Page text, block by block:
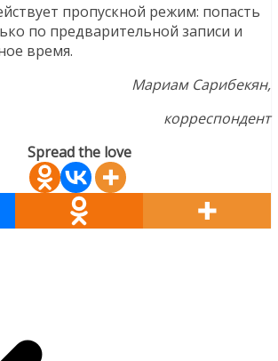
пропускной режим: попасть
по предварительной записи и
время.
Мариам Сарибекян,
корреспондент
Spread the love